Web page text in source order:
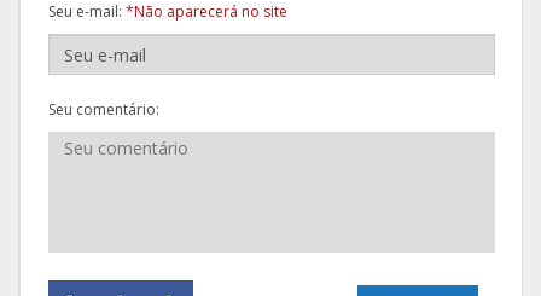
Seu e-mail: *Não aparecerá no site
Seu comentário: